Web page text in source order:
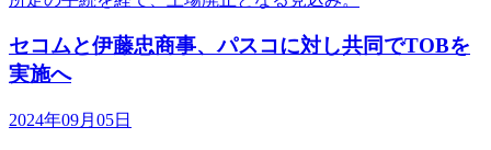
セコムと伊藤忠商事、パスコに対し共同でTOBを
実施へ
2024年09月05日